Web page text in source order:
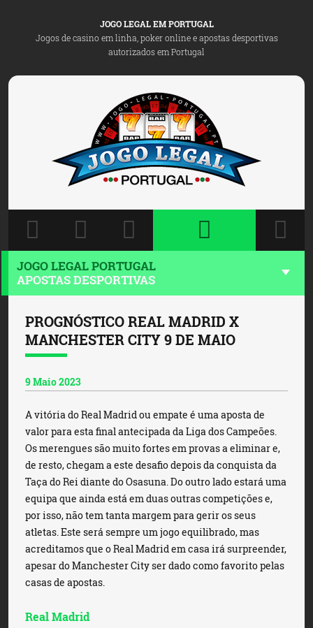
JOGO LEGAL EM PORTUGAL
Jogos de casino em linha, poker online e apostas desportivas
autorizados em Portugal
JOGO LEGAL PORTUGAL
APOSTAS DESPORTIVAS
PROGNÓSTICO REAL MADRID X
MANCHESTER CITY 9 DE MAIO
9 Maio 2023
A vitória do Real Madrid ou empate é uma aposta de
valor para esta final antecipada da Liga dos Campeões.
Os merengues são muito fortes em provas a eliminar e,
de resto, chegam a este desafio depois da conquista da
Taça do Rei diante do Osasuna. Do outro lado estará uma
equipa que ainda está em duas outras competições e,
por isso, não tem tanta margem para gerir os seus
atletas. Este será sempre um jogo equilibrado, mas
acreditamos que o Real Madrid em casa irá surpreender,
apesar do Manchester City ser dado como favorito pelas
casas de apostas.
Real Madrid